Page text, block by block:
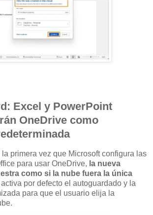
Excel y PowerPoint
OneDrive como
primera vez que Microsoft configura las
para usar OneDrive, la nueva
como si la nube fuera la única
activa por defecto el autoguardado y la
para que el usuario elija la